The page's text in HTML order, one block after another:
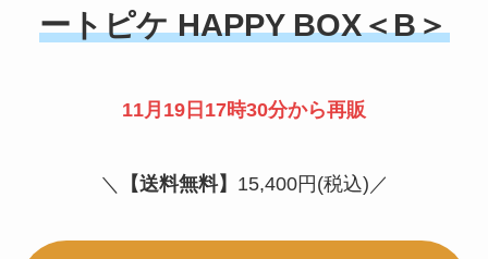
ートピケ HAPPY BOX＜B＞
11月19日17時30分から再販
＼ 【送料無料】 15,400円(税込)／